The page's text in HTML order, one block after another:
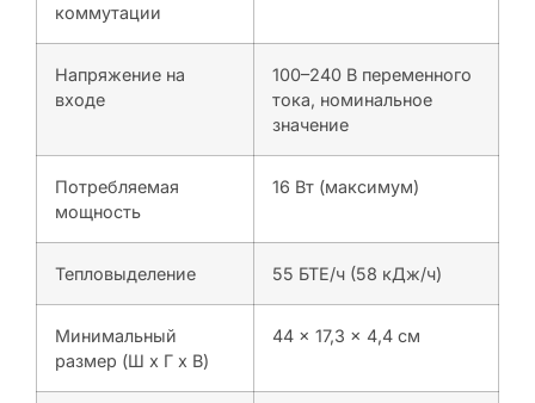
коммутации
Напряжение на
входе
100–240 В переменного
тока, номинальное
значение
Потребляемая
мощность
16 Вт (максимум)
Тепловыделение 55 БТЕ/ч (58 кДж/ч)
Минимальный
размер (Ш x Г x В)
44 x 17,3 x 4,4 см